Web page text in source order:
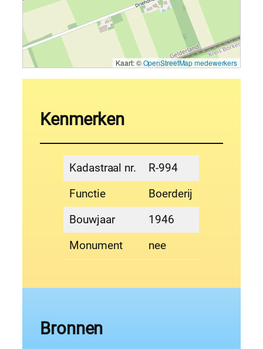
Kaart: ©OpenStreetMap medewerkers
Kenmerken
Kadastraal nr.
R-994
Functie
Boerderij
Bouwjaar
1946
Monument
nee
Bronnen